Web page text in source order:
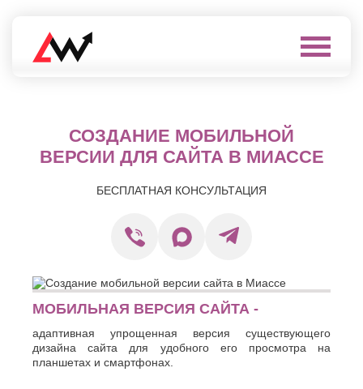
Выберите
город
Алушта
Б
Балашиха
Батайск
Бахчисарай
Белгород
Нижневартовск
Нижнекамск
Новокуйбышевск
Новочеркасск
Новошахтинск
Уренгой
Ноябрьск
СОЗДАНИЕ МОБИЛЬНОЙ
ВЕРСИИ ДЛЯ САЙТА В МИАССЕ
БЕСПЛАТНАЯ КОНСУЛЬТАЦИЯ
МОБИЛЬНАЯ ВЕРСИЯ САЙТА -
адаптивная упрощенная версия существующего
дизайна сайта для удобного его просмотра на
планшетах и смартфонах.